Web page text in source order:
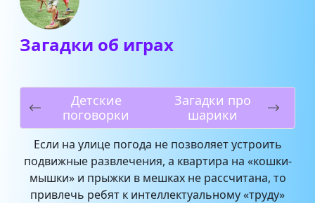
Загадки об играх
Детские
поговорки
Загадки про
шарики
Если на улице погода не позволяет устроить
подвижные развлечения, а квартира на «кошки-
мышки» и прыжки в мешках не рассчитана, то
привлечь ребят к интеллектуальному «труду»